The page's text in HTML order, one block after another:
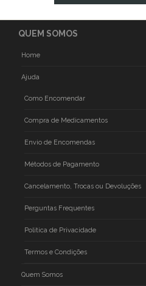
QUEM SOMOS
Home
Ajuda
Como Encomendar
Compra de Medicamentos
Envio de Encomendas
Métodos de Pagamento
Cancelamento, Trocas ou Devoluções
Perguntas Frequentes
Politica de Privacidade
Termos e Condições
Quem Somos